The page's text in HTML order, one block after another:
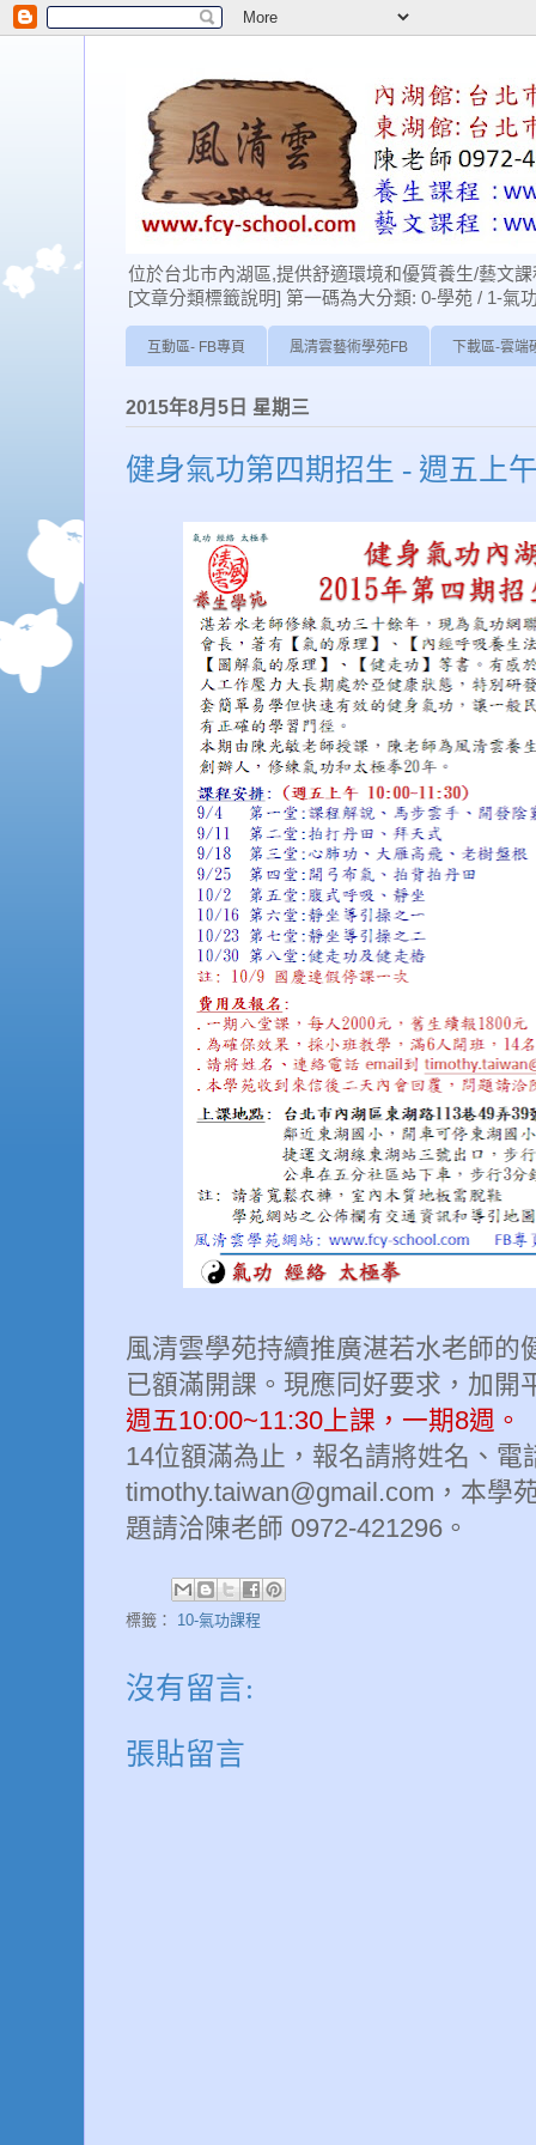
位於台北巿內湖區,提供舒適環境和優質養生/藝文
[文章分類標籤說明] 第一碼為大分類: 0-學苑 / 1-氣
互動區- FB專頁 風清雲藝術學苑FB 下載區-雲端
2015年8月5日 星期三
健身氣功第四期招生 - 週五上
風清雲學苑持續推廣湛若水老師的
已額滿開課。現應同好要求，加開
週五10:00~11:30上課，一期8週。
14位額滿為止，報名請將姓名、電
timothy.taiwan@gmail.com，本學
題請洽陳老師 0972-421296。
標籤： 10-氣功課程
沒有留言:
張貼留言